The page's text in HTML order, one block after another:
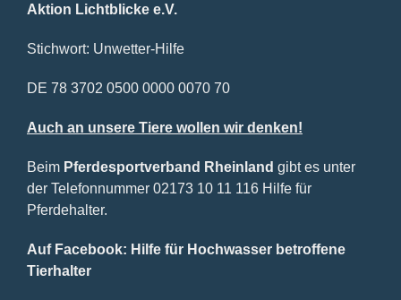
Aktion Lichtblicke e.V.
Stichwort: Unwetter-Hilfe
DE 78 3702 0500 0000 0070 70
Auch an unsere Tiere wollen wir denken!
Beim Pferdesportverband Rheinland gibt es unter
der Telefonnummer 02173 10 11 116 Hilfe für
Pferdehalter.
Auf Facebook: Hilfe für Hochwasser betroffene
Tierhalter